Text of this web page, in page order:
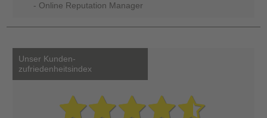
- Online Reputation Manager
Unser Kunden-
zufriedenheitsindex